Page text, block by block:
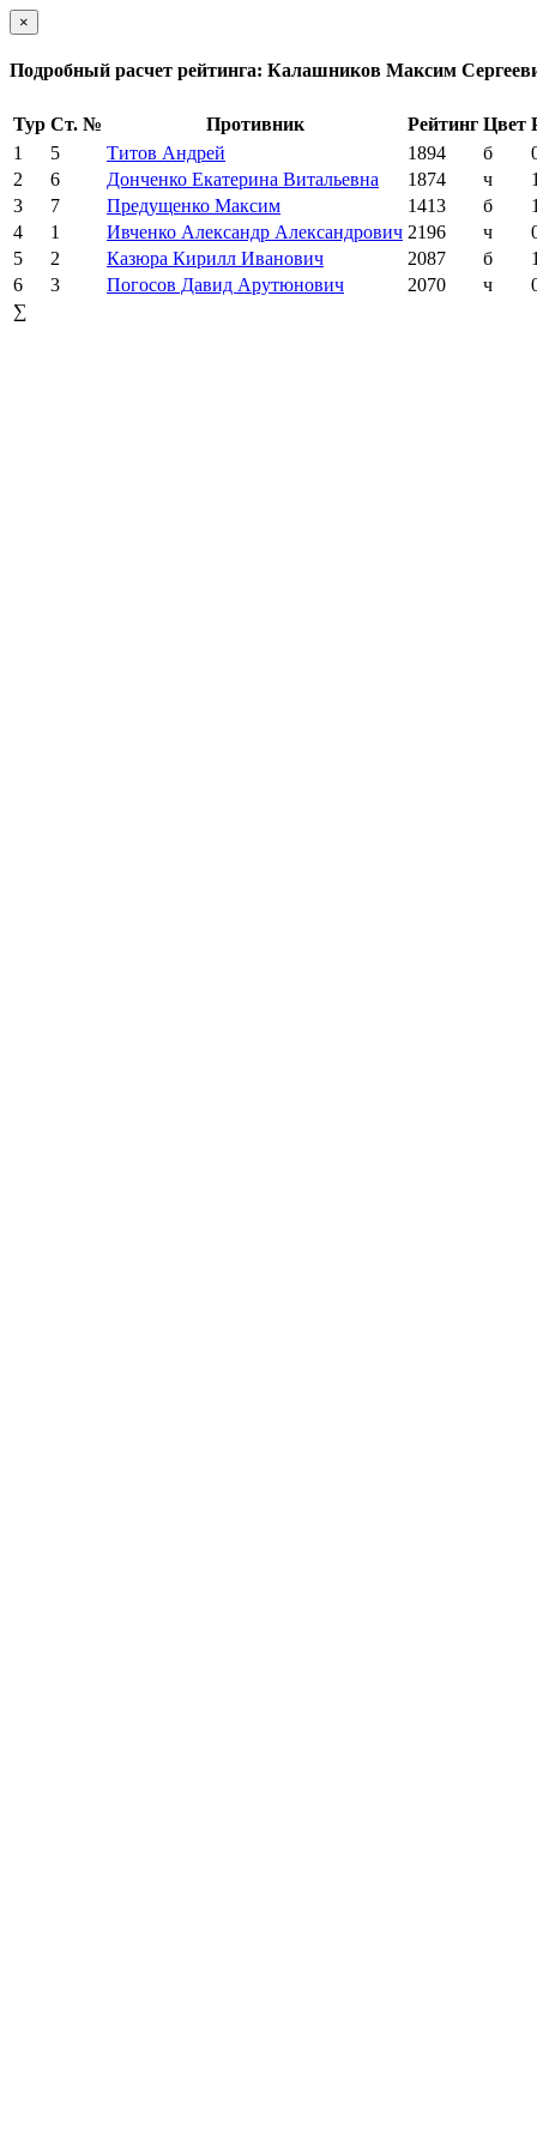
×
Подробный расчет рейтинга: Калашников Максим
Тур Ст. № Противник Рейтинг Цвет
1
5 Титов Андрей 1894 б
2
6 Донченко Екатерина Витальевна 1874 ч
3
7 Предущенко Максим 1413 б
4
1 Ивченко Александр Александрович 2196 ч
5
2 Казюра Кирилл Иванович 2087 б
6
3 Погосов Давид Арутюнович 2070 ч
∑